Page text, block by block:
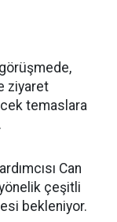
ziyaret
temaslara
Can
çeşitli
bekleniyor.